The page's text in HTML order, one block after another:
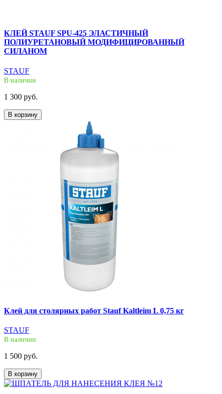
КЛЕЙ STAUF SPU-425 ЭЛАСТИЧНЫЙ
ПОЛИУРЕТАНОВЫЙ МОДИФИЦИРОВАННЫЙ
СИЛАНОМ
STAUF
В наличии
1 300 руб.
В корзину
Клей для столярных работ Stauf Kaltleim L 0,75 кг
STAUF
В наличии
1 500 руб.
В корзину